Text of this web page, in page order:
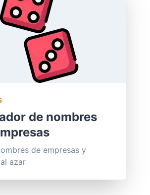
de nombres
de empresas y
azar